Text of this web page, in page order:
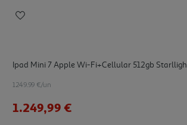
Ipad Mini 7 Apple Wi-Fi+cellular 512gb Starlligh
1249.99 €/un
1.249,99 €